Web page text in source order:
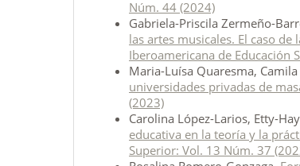
Núm. 44 (2024)
Gabriela-Priscila Zermeño-
las artes musicales. El caso
Iberoamericana de Educación
Maria-Luísa Quaresma,
universidades privadas de
(2023)
Carolina López-Larios, Etty-
educativa en la teoría y la
Superior: Vol. 13 Núm. 37